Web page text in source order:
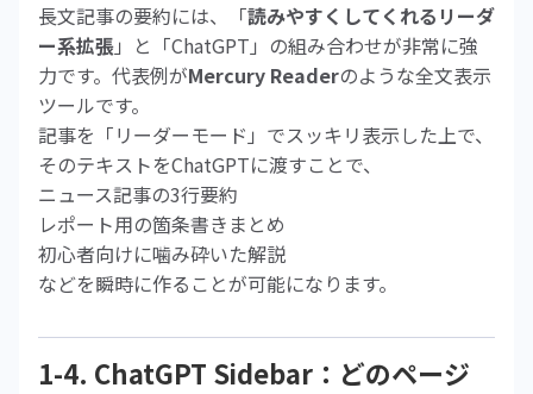
長文記事の要約には、「読みやすくしてくれるリーダ
ー系拡張」と「ChatGPT」の組み合わせが非常に強
力です。代表例がMercury Readerのような全文表示
ツールです。
記事を「リーダーモード」でスッキリ表示した上で、
そのテキストをChatGPTに渡すことで、
ニュース記事の3行要約
レポート用の箇条書きまとめ
初心者向けに噛み砕いた解説
などを瞬時に作ることが可能になります。
1-4. ChatGPT Sidebar：どのページ